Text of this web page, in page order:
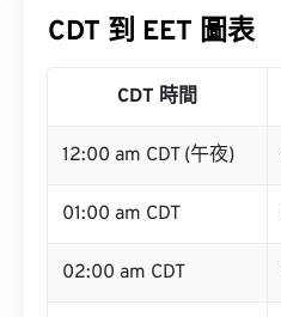
CDT 到 EET 圖表
CDT 時間
12:00 am CDT (午夜)
01:00 am CDT
02:00 am CDT